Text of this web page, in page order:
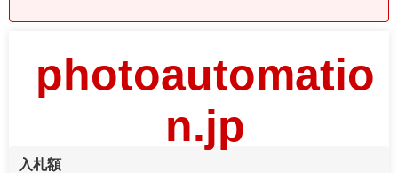
photoautomatio
n.jp
入札額